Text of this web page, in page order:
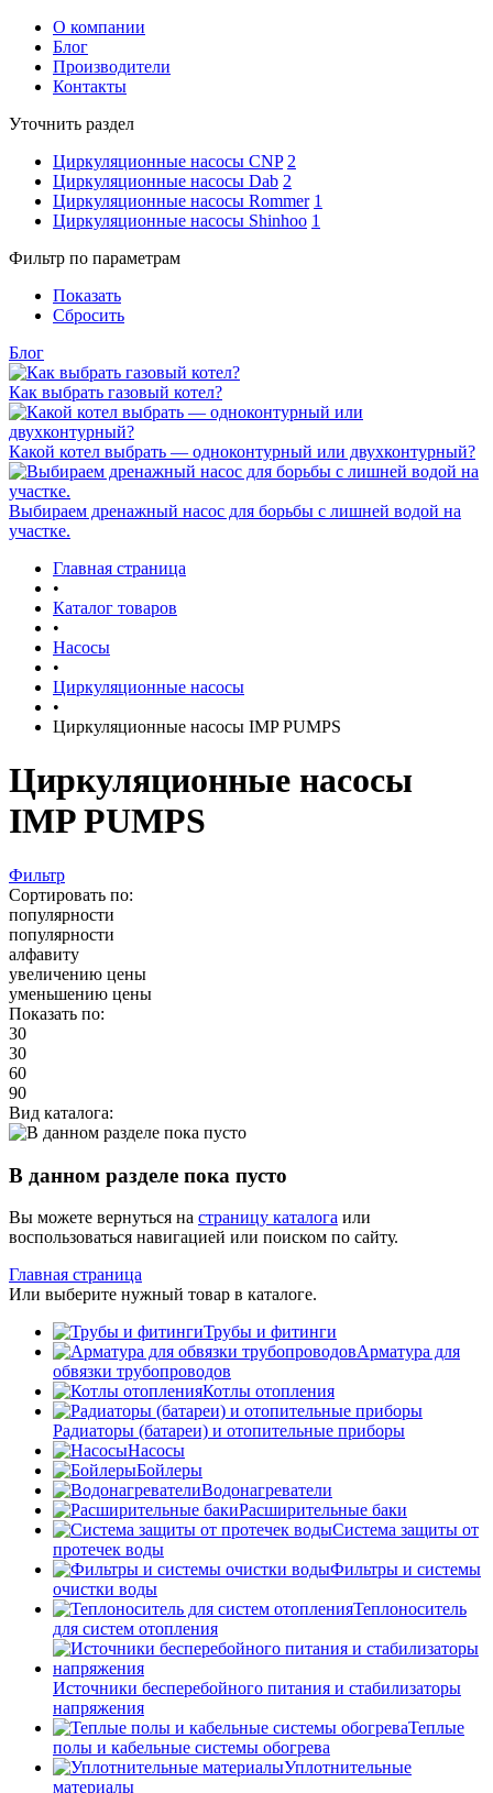
О компании
Блог
Производители
Контакты
Уточнить раздел
Циркуляционные насосы CNP 2
Циркуляционные насосы Dab 2
Циркуляционные насосы Rommer 1
Циркуляционные насосы Shinhoo 1
Фильтр по параметрам
Показать
Сбросить
Блог
Как выбрать газовый котел?
Какой котел выбрать — одноконтурный или двухконтурный?
Выбираем дренажный насос для борьбы с лишней водой на
участке.
Главная страница
•
Каталог товаров
•
Насосы
•
Циркуляционные насосы
•
Циркуляционные насосы IMP PUMPS
Циркуляционные насосы
IMP PUMPS
Фильтр
Сортировать по:
популярности
популярности
алфавиту
увеличению цены
уменьшению цены
Показать по:
30
30
60
90
Вид каталога:
В данном разделе пока пусто
Вы можете вернуться на страницу каталога или
воспользоваться навигацией или поиском по сайту.
Главная страница
Или выберите нужный товар в каталоге.
Трубы и фитинги
Арматура для
обвязки трубопроводов
Котлы отопления
Радиаторы (батареи) и отопительные приборы
Насосы
Бойлеры
Водонагреватели
Расширительные баки
Система защиты от
протечек воды
Фильтры и системы
очистки воды
Теплоноситель
для систем отопления
Источники бесперебойного питания и стабилизаторы
напряжения
Теплые
полы и кабельные системы обогрева
Уплотнительные
материалы